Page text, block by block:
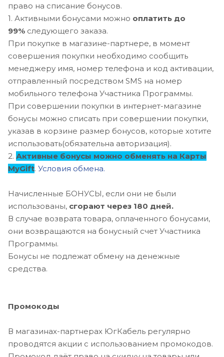
право на списание бонусов.
1. Активными бонусами можно оплатить до
99% следующего заказа.
При покупке в магазине-партнере, в момент
совершения покупки необходимо сообщить
менеджеру имя, номер телефона и код активации,
отправленный посредством SMS на номер
мобильного телефона Участника Программы.
При совершении покупки в интернет-магазине
бонусы можно списать при совершении покупки,
указав в корзине размер бонусов, которые хотите
использовать(обязательна авторизация).
2. Активные бонусы можно обменять на Карты
MyGift. Условия обмена.
Начисленные БОНУСЫ, если они не были
использованы, сгорают через 180 дней.
В случае возврата товара, оплаченного бонусами,
они возвращаются на бонусный счет Участника
Программы.
Бонусы не подлежат обмену на денежные
средства.
Промокоды
В магазинах-партнерах ЮгКабель регулярно
проводятся акции с использованием промокодов.